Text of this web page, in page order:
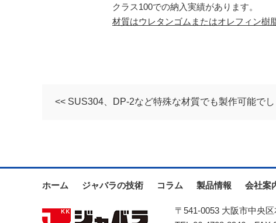
クラス100での納入実績があります。
材質はウレタンゴムまたはオレフィン樹
<< SUS304、DP-2など特殊な材質でも製作可能でし
ホーム ジャバラの技術 コラム 製品情報 会社案
〒541-0053 大阪市中央